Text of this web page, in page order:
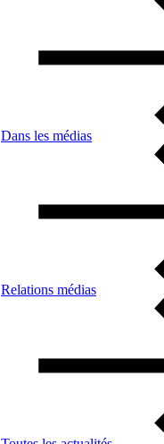
Dans les médias
Relations médias